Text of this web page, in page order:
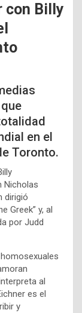
con Billy
en el
Toronto.
Nicholas
dirigió
Greek” y, al
por Judd
al
es el
y